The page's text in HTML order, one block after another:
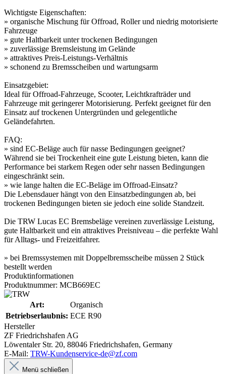
Wichtigste Eigenschaften:
» organische Mischung für Offroad, Roller und niedrig motorisierte
Fahrzeuge
» gute Haltbarkeit unter trockenen Bedingungen
» zuverlässige Bremsleistung im Gelände
» attraktives Preis-Leistungs-Verhältnis
» schonend zu Bremsscheiben und wartungsarm
Einsatzgebiet:
Ideal für Offroad-Fahrzeuge, Scooter, Leichtkrafträder und
Fahrzeuge mit geringerer Motorisierung. Perfekt geeignet für den
Einsatz auf trockenen Untergründen und gelegentliche
Geländefahrten.
FAQ:
» sind EC-Beläge auch für nasse Bedingungen geeignet?
Während sie bei Trockenheit eine gute Leistung bieten, kann die
Performance bei starkem Regen oder sehr nassen Bedingungen
eingeschränkt sein.
» wie lange halten die EC-Beläge im Offroad-Einsatz?
Die Lebensdauer hängt von den Einsatzbedingungen ab, bei
trockenen Bedingungen bieten sie jedoch eine solide Standzeit.
Die TRW Lucas EC Bremsbeläge vereinen zuverlässige Leistung,
gute Haltbarkeit und ein attraktives Preisniveau – die perfekte Wahl
für Alltags- und Freizeitfahrer.
» bei Bremssystemen mit Doppelbremsscheibe müssen 2 Stück
bestellt werden
Produktinformationen
Produktnummer: MCB669EC
Art:
Organisch
Betriebserlaubnis: ECE R90
Hersteller
ZF Friedrichshafen AG
Löwentaler Str. 20, 88046 Friedrichshafen, Germany
E-Mail: TRW-Kundenservice-de@zf.com
Menü schließen